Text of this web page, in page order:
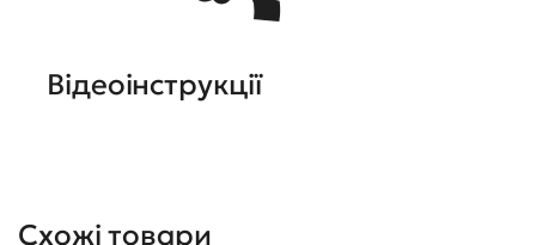
Відеоінструкції
Схожі товари